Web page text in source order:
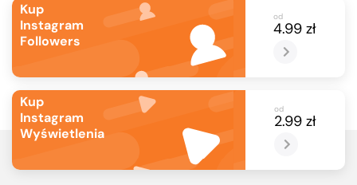
Kup
Instagram
Followers
od
4.99 zł
Kup
Instagram
Wyświetlenia
od
2.99 zł